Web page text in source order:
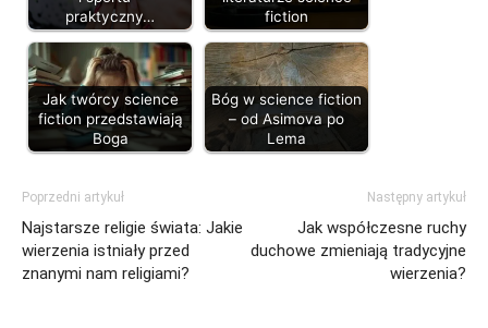
praktyczny…
fiction
Jak twórcy science
fiction przedstawiają
Boga
Bóg w science fiction
– od Asimova po
Lema
Poprzedni artykuł
Najstarsze religie świata: Jakie
wierzenia istniały przed
znanymi nam religiami?
Następny artykuł
Jak współczesne ruchy
duchowe zmieniają tradycyjne
wierzenia?